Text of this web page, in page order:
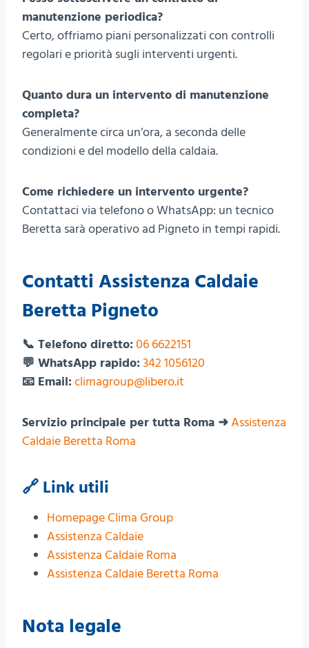
manutenzione periodica?
Certo, offriamo piani personalizzati con controlli
regolari e priorità sugli interventi urgenti.
Quanto dura un intervento di manutenzione
completa?
Generalmente circa un’ora, a seconda delle
condizioni e del modello della caldaia.
Come richiedere un intervento urgente?
Contattaci via telefono o WhatsApp: un tecnico
Beretta sarà operativo ad Pigneto in tempi rapidi.
Contatti Assistenza Caldaie
Beretta Pigneto
📞 Telefono diretto: 06 6622151
💬 WhatsApp rapido: 342 1056120
📧 Email: climagroup@libero.it
Servizio principale per tutta Roma ➜Assistenza
Caldaie Beretta Roma
🔗 Link utili
Homepage Clima Group
Assistenza Caldaie
Assistenza Caldaie Roma
Assistenza Caldaie Beretta Roma
Nota legale